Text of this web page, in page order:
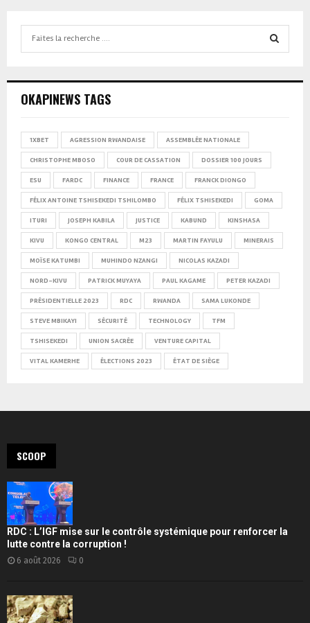
OKAPINEWS TAGS
1XBET AGRESSION RWANDAISE ASSEMBLÉE NATIONALE
CHRISTOPHE MBOSO COUR DE CASSATION DOSSIER 100 JOURS
ESU FARDC FINANCE FRANCE FRANCK DIONGO
FÉLIX ANTOINE TSHISEKEDI TSHILOMBO FÉLIX TSHISEKEDI GOMA
ITURI JOSEPH KABILA JUSTICE KABUND KINSHASA
KIVU KONGO CENTRAL M23 MARTIN FAYULU MINERAIS
MOÏSE KATUMBI MUHINDO NZANGI NICOLAS KAZADI
NORD-KIVU PATRICK MUYAYA PAUL KAGAME PETER KAZADI
PRÉSIDENTIELLE 2023 RDC RWANDA SAMA LUKONDE
STEVE MBIKAYI SÉCURITÉ TECHNOLOGY TFM
TSHISEKEDI UNION SACRÉE VENTURE CAPITAL
VITAL KAMERHE ÉLECTIONS 2023 ÉTAT DE SIÈGE
SCOOP
RDC : L’IGF mise sur le contrôle systémique pour renforcer la
lutte contre la corruption !
6 août 2026 0